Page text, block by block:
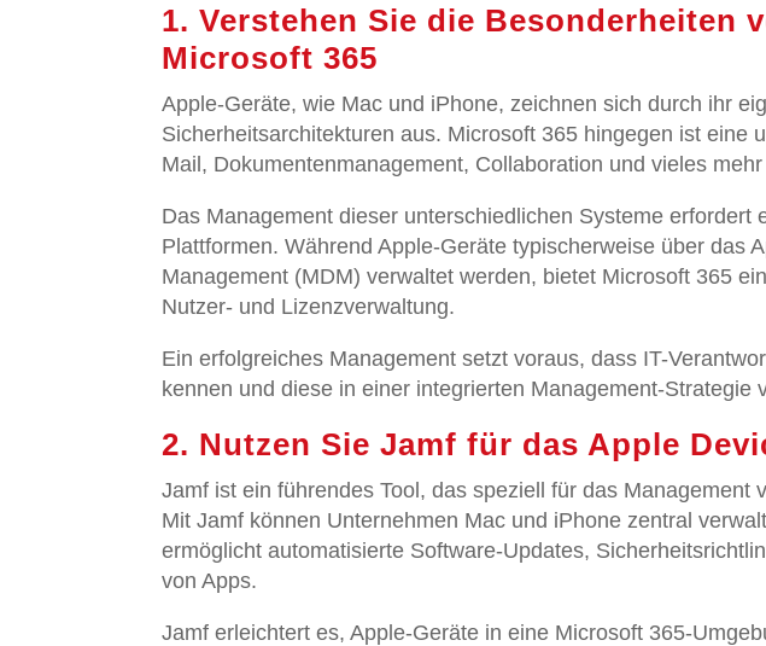
1. Verstehen Sie die Besonderheiten
Microsoft 365
Apple-Geräte, wie Mac und iPhone, zeichnen sich durch ihr
Sicherheitsarchitekturen aus. Microsoft 365 hingegen ist eine
Mail, Dokumentenmanagement, Collaboration und vieles
Das Management dieser unterschiedlichen Systeme erfordert
Plattformen. Während Apple-Geräte typischerweise über das
Management (MDM) verwaltet werden, bietet Microsoft 365
Nutzer- und Lizenzverwaltung.
Ein erfolgreiches Management setzt voraus, dass IT-
kennen und diese in einer integrierten Management-Strategie
2. Nutzen Sie Jamf für das Apple
Jamf ist ein führendes Tool, das speziell für das Management
Mit Jamf können Unternehmen Mac und iPhone zentral
ermöglicht automatisierte Software-Updates,
von Apps.
Jamf erleichtert es, Apple-Geräte in eine Microsoft 365-